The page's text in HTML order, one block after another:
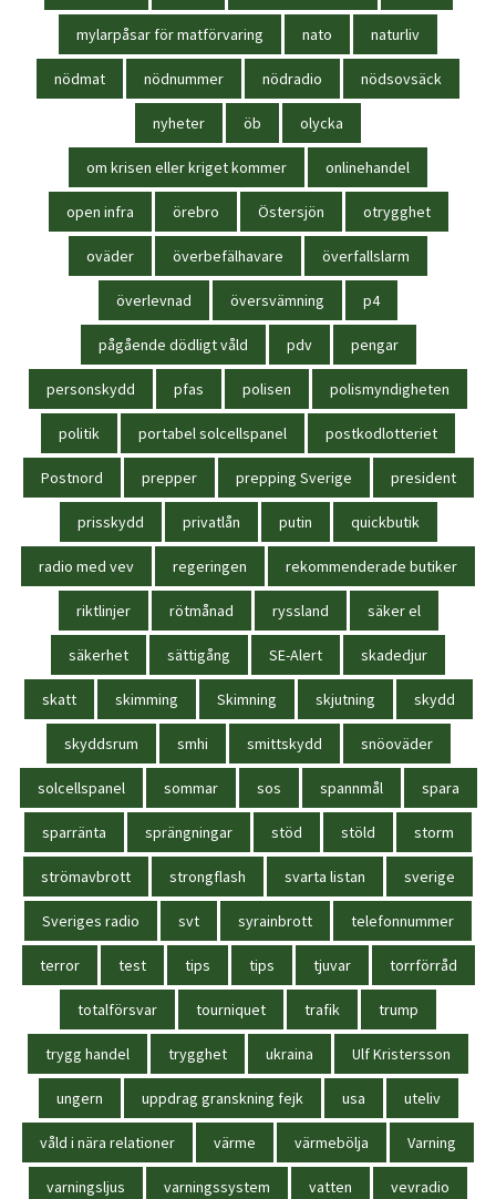
mylarpåsar för matförvaring nato naturliv
nödmat nödnummer nödradio nödsovsäck
nyheter öb olycka
om krisen eller kriget kommer onlinehandel
open infra örebro Östersjön otrygghet
oväder överbefälhavare överfallslarm
överlevnad översvämning p4
pågående dödligt våld pdv pengar
personskydd pfas polisen polismyndigheten
politik portabel solcellspanel postkodlotteriet
Postnord prepper prepping Sverige president
prisskydd privatlån putin quickbutik
radio med vev regeringen rekommenderade butiker
riktlinjer rötmånad ryssland säker el
säkerhet sättigång SE-Alert skadedjur
skatt skimming Skimning skjutning skydd
skyddsrum smhi smittskydd snöoväder
solcellspanel sommar sos spannmål spara
sparränta sprängningar stöd stöld storm
strömavbrott strongflash svarta listan sverige
Sveriges radio svt syrainbrott telefonnummer
terror test tips tips tjuvar torrförråd
totalförsvar tourniquet trafik trump
trygg handel trygghet ukraina Ulf Kristersson
ungern uppdrag granskning fejk usa uteliv
våld i nära relationer värme värmebölja Varning
varningsljus varningssystem vatten vevradio